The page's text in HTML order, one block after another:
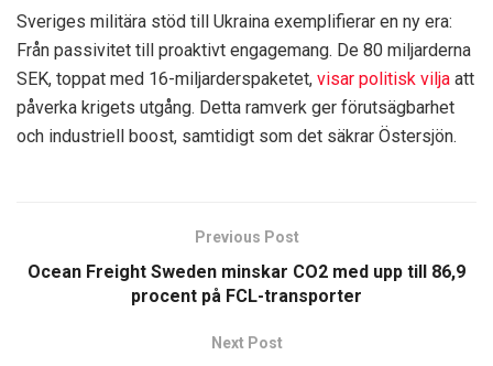
Sveriges militära stöd till Ukraina exemplifierar en ny era:
Från passivitet till proaktivt engagemang. De 80 miljarderna
SEK, toppat med 16-miljarderspaketet, visar politisk vilja att
påverka krigets utgång. Detta ramverk ger förutsägbarhet
och industriell boost, samtidigt som det säkrar Östersjön.
Previous Post
Ocean Freight Sweden minskar CO2 med upp till 86,9
procent på FCL-transporter
Next Post